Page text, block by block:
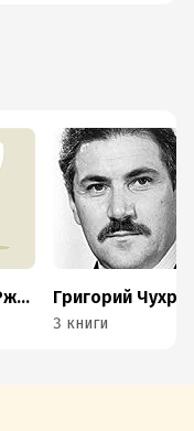
Александр Ржавин
3 книги